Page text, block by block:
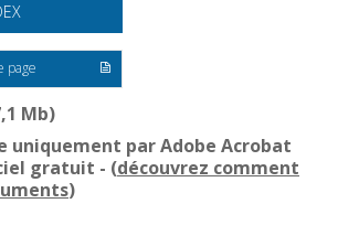
page
Mb)
uniquement par Adobe Acrobat
gratuit - (découvrez comment
)